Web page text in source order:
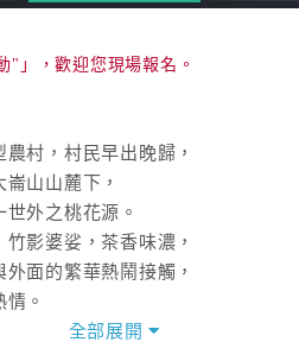
"」，歡迎您現場報名。
村，村民早出晚歸，
山山麓下，
外之桃花源。
影婆娑，茶香味濃，
面的繁華熱鬧接觸，
。
之美名。全部展開